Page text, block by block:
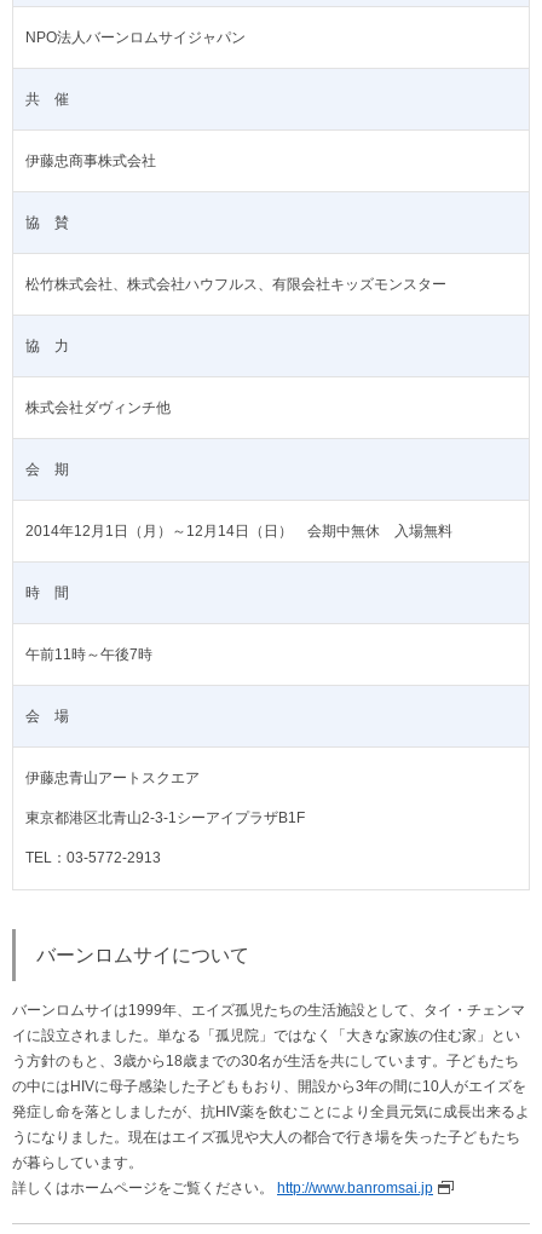
NPO法人バーンロムサイジャパン
共 催
伊藤忠商事株式会社
協 賛
松竹株式会社、株式会社ハウフルス、有限会社キッズモンスター
協 力
株式会社ダヴィンチ他
会 期
2014年12月1日（月）～12月14日（日） 会期中無休 入場無料
時 間
午前11時～午後7時
会 場
伊藤忠青山アートスクエア
東京都港区北青山2-3-1シーアイプラザB1F
TEL：03-5772-2913
バーンロムサイについて
バーンロムサイは1999年、エイズ孤児たちの生活施設として、タイ・チェンマ
イに設立されました。単なる「孤児院」ではなく「大きな家族の住む家」とい
う方針のもと、3歳から18歳までの30名が生活を共にしています。子どもたち
の中にはHIVに母子感染した子どももおり、開設から3年の間に10人がエイズを
発症し命を落としましたが、抗HIV薬を飲むことにより全員元気に成長出来るよ
うになりました。現在はエイズ孤児や大人の都合で行き場を失った子どもたち
が暮らしています。
詳しくはホームページをご覧ください。
http://www.banromsai.jp